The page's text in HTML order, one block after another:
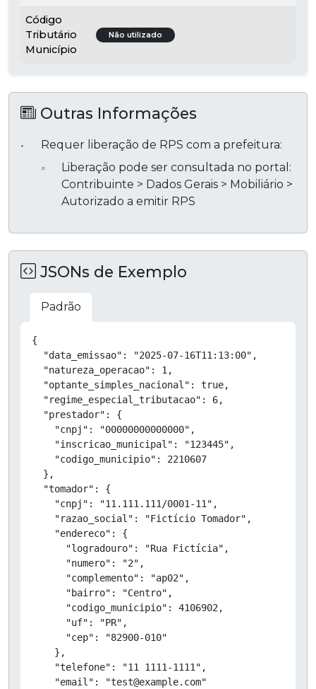
Código
Tributário
Município
Não utilizado
Outras Informações
Requer liberação de RPS com a prefeitura:
Liberação pode ser consultada no portal:
Contribuinte > Dados Gerais > Mobiliário >
Autorizado a emitir RPS
JSONs de Exemplo
Padrão
{
  "data_emissao": "2025-07-16T11:13:00",
  "natureza_operacao": 1,
  "optante_simples_nacional": true,
  "regime_especial_tributacao": 6,
  "prestador": {
    "cnpj": "00000000000000",
    "inscricao_municipal": "123445",
    "codigo_municipio": 2210607
  },
  "tomador": {
    "cnpj": "11.111.111/0001-11",
    "razao_social": "Fictício Tomador",
    "endereco": {
      "logradouro": "Rua Fictícia",
      "numero": "2",
      "complemento": "ap02",
      "bairro": "Centro",
      "codigo_municipio": 4106902,
      "uf": "PR",
      "cep": "82900-010"
    },
    "telefone": "11 1111-1111",
    "email": "test@example.com"